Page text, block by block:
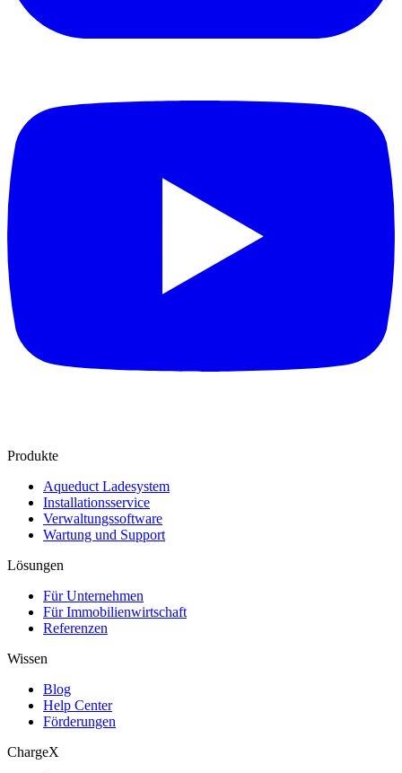
Produkte
Aqueduct Ladesystem
Installationsservice
Verwaltungssoftware
Wartung und Support
Lösungen
Für Unternehmen
Für Immobilienwirtschaft
Referenzen
Wissen
Blog
Help Center
Förderungen
ChargeX